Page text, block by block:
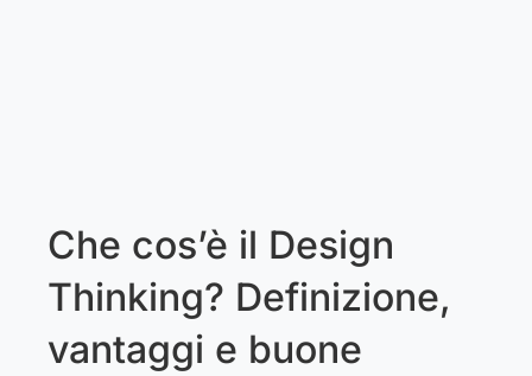
Che cos’è il Design
Thinking? Definizione,
vantaggi e buone